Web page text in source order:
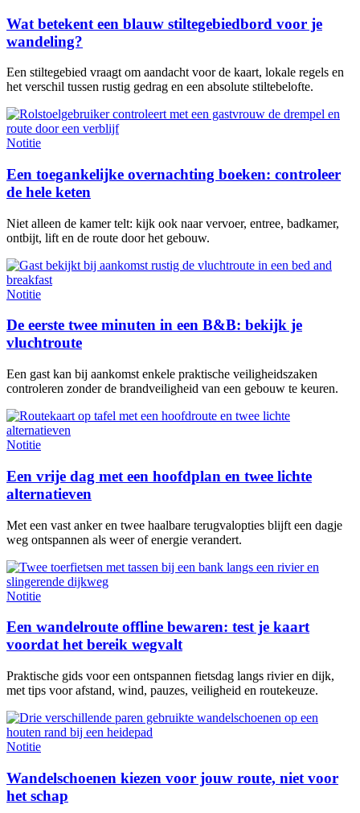
Wat betekent een blauw stiltegebiedbord voor je
wandeling?
Een stiltegebied vraagt om aandacht voor de kaart, lokale regels en
het verschil tussen rustig gedrag en een absolute stiltebelofte.
Notitie
Een toegankelijke overnachting boeken: controleer
de hele keten
Niet alleen de kamer telt: kijk ook naar vervoer, entree, badkamer,
ontbijt, lift en de route door het gebouw.
Notitie
De eerste twee minuten in een B&B: bekijk je
vluchtroute
Een gast kan bij aankomst enkele praktische veiligheidszaken
controleren zonder de brandveiligheid van een gebouw te keuren.
Notitie
Een vrije dag met een hoofdplan en twee lichte
alternatieven
Met een vast anker en twee haalbare terugvalopties blijft een dagje
weg ontspannen als weer of energie verandert.
Notitie
Een wandelroute offline bewaren: test je kaart
voordat het bereik wegvalt
Praktische gids voor een ontspannen fietsdag langs rivier en dijk,
met tips voor afstand, wind, pauzes, veiligheid en routekeuze.
Notitie
Wandelschoenen kiezen voor jouw route, niet voor
het schap